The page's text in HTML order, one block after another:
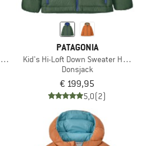
Hoody
PATAGONIA
Kid's Hi-Loft Down Sweater Hoody
Donsjack
€ 199,95
5,0(2)